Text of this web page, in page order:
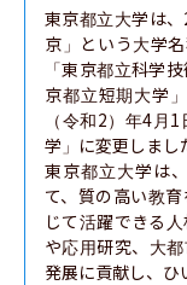
東京都立大学は
京」という大学
「東京都立科学
京都立短期大学
（令和2）年4月
学」に変更しまし
東京都立大学は
て、質の高い教
じて活躍できる
や応用研究、大
発展に貢献し、ひ